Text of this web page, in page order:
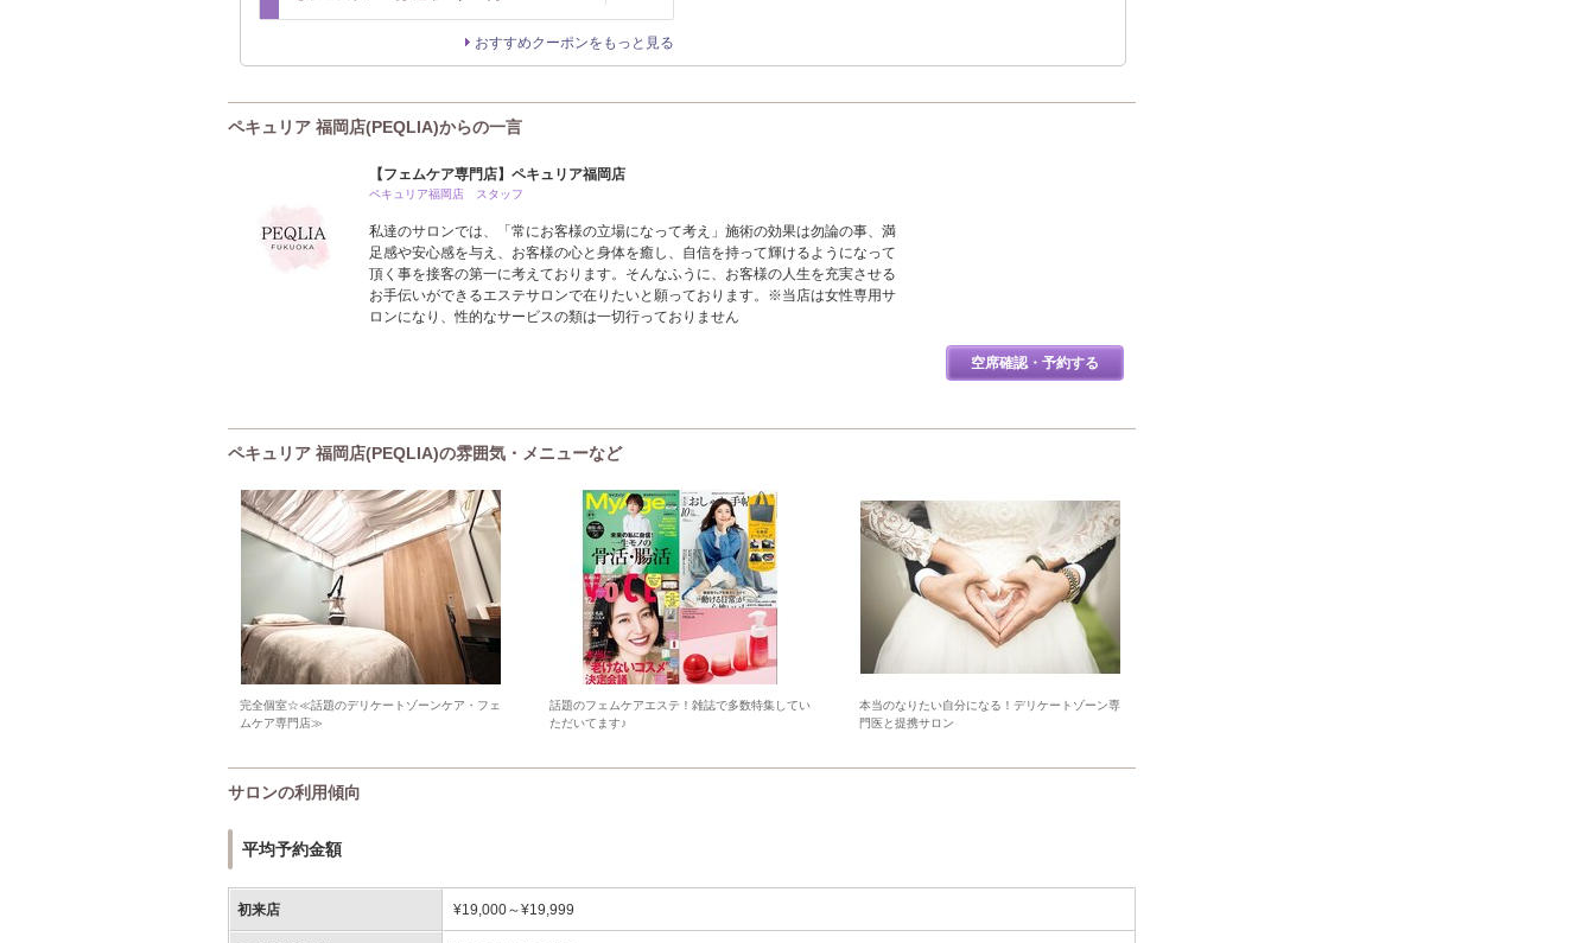
おすすめクーポンをもっと見る
ペキュリア 福岡店(PEQLIA)からの一言
【フェムケア専門店】ペキュリア福岡店
ペキュリア福岡店 スタッフ
私達のサロンでは、「常にお客様の立場になって考え」施術の効果は勿論の事、満
足感や安心感を与え、お客様の心と身体を癒し、自信を持って輝けるようになって
頂く事を接客の第一に考えております。そんなふうに、お客様の人生を充実させる
お手伝いができるエステサロンで在りたいと願っております。※当店は女性専用サ
ロンになり、性的なサービスの類は一切行っておりません
空席確認・予約する
ペキュリア 福岡店(PEQLIA)の雰囲気・メニューなど
完全個室☆≪話題のデリケートゾーンケア・フェ
ムケア専門店≫
話題のフェムケアエステ！雑誌で多数特集してい
ただいてます♪
本当のなりたい自分になる！デリケートゾーン専
門医と提携サロン
サロンの利用傾向
平均予約金額
初来店 ¥19,000～¥19,999